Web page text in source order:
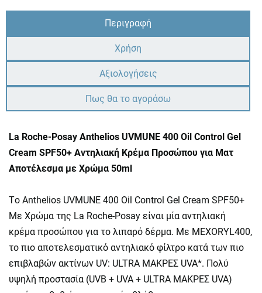
Περιγραφή
Χρήση
Αξιολογήσεις
Πως θα το αγοράσω
La Roche-Posay Anthelios UVMUNE 400 Oil Control Gel
Cream SPF50+ Αντηλιακή Κρέμα Προσώπου για Ματ
Αποτέλεσμα με Χρώμα 50ml
Τo Anthelios UVMUNE 400 Oil Control Gel Cream SPF50+
Με Χρώμα της La Roche-Posay είναι μία αντηλιακή
κρέμα προσώπου για το λιπαρό δέρμα. Με MEXORYL400,
το πιο αποτελεσματικό αντηλιακό φίλτρο κατά των πιο
επιβλαβών ακτίνων UV: ULTRA ΜΑΚΡΕΣ UVA*. Πολύ
υψηλή προστασία (UVB + UVA + ULTRA ΜΑΚΡΕΣ UVA)